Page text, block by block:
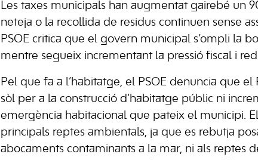
Les taxes municipals han augmentat gairebé un
neteja o la recollida de residus continuen sense
PSOE critica que el govern municipal s’ompli la
mentre segueix incrementant la pressió fiscal i
Pel que fa a l’habitatge, el PSOE denuncia que el
sòl per a la construcció d’habitatge públic ni
emergència habitacional que pateix el municipi.
principals reptes ambientals, ja que es rebutja
abocaments contaminants a la mar, ni als reptes